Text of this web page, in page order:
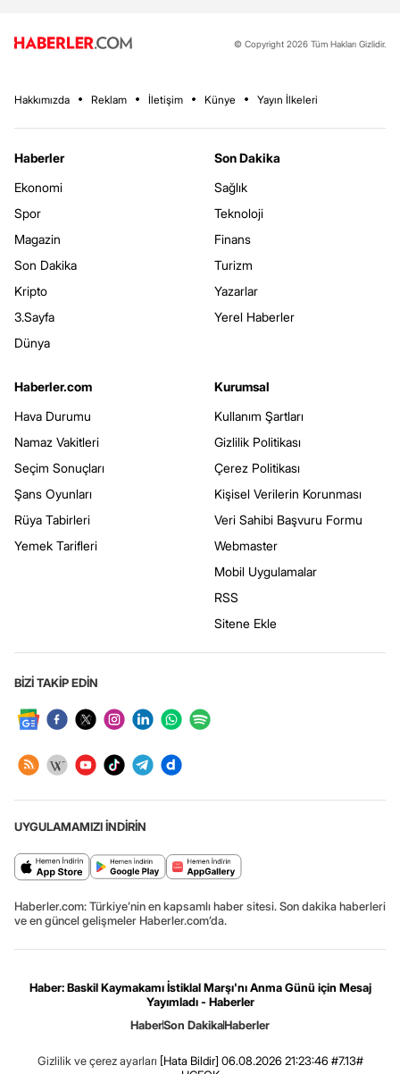
© Copyright 2026 Tüm Hakları Gizlidir.
Hakkımızda Reklam İletişim Künye Yayın İlkeleri
Haberler
Ekonomi
Spor
Magazin
Son Dakika
Kripto
3.Sayfa
Dünya
Son Dakika
Sağlık
Teknoloji
Finans
Turizm
Yazarlar
Yerel Haberler
Haberler.com
Hava Durumu
Namaz Vakitleri
Seçim Sonuçları
Şans Oyunları
Rüya Tabirleri
Yemek Tarifleri
Kurumsal
Kullanım Şartları
Gizlilik Politikası
Çerez Politikası
Kişisel Verilerin Korunması
Veri Sahibi Başvuru Formu
Webmaster
Mobil Uygulamalar
RSS
Sitene Ekle
BİZİ TAKİP EDİN
UYGULAMAMIZI İNDİRİN
Haberler.com: Türkiye’nin en kapsamlı haber sitesi. Son dakika haberleri
ve en güncel gelişmeler Haberler.com’da.
Haber: Baskil Kaymakamı İstiklal Marşı'nı Anma Günü için Mesaj
Yayımladı - Haberler
HaberSon DakikaHaberler
Gizlilik ve çerez ayarları [Hata Bildir] 06.08.2026 21:23:46 #7.13#